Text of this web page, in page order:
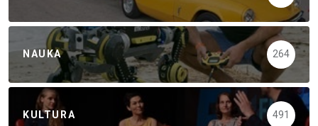
NAUKA 264
KULTURA 491